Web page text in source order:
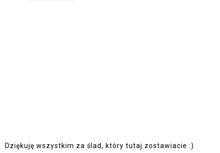
Dziękuję wszystkim za ślad, który tutaj zostawiacie :)